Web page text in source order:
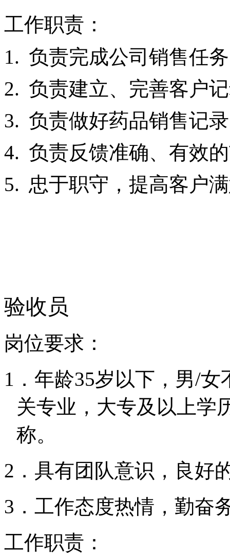
工作职责：
1. 负责完成公司销售任
2. 负责建立、完善客户
3. 负责做好药品销售记
4. 负责反馈准确、有效
5. 忠于职守，提高客户
验收员
岗位要求：
1． 年龄35岁以下，男/女
关专业，大专及以上学
称。
2． 具有团队意识，良好
3． 工作态度热情，勤奋
工作职责：